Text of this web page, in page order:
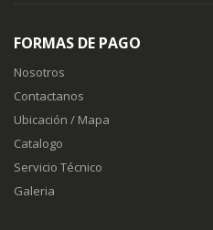
FORMAS DE PAGO
Nosotros
Contactanos
Ubicación / Mapa
Catalogo
Servicio Técnico
Galeria